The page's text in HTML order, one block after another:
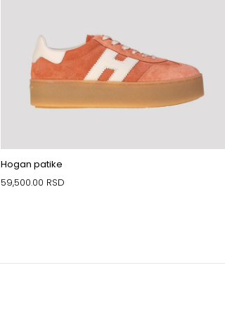
Hogan patike
59,500.00 RSD